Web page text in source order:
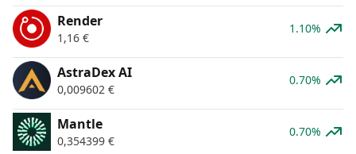
Render
1,16 €
1.10%
AstraDex AI
0,009602 €
0.70%
Mantle
0,354399 €
0.70%